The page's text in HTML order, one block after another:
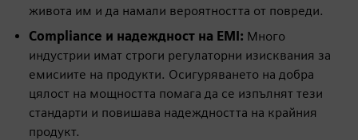
живота им и да намали вероятността от повреди.
Compliance и надеждност на EMI: Много
индустрии имат строги регулаторни изисквания за
емисиите на продукти. Осигуряването на добра
цялост на мощността помага да се изпълнят тези
стандарти и повишава надеждността на крайния
продукт.